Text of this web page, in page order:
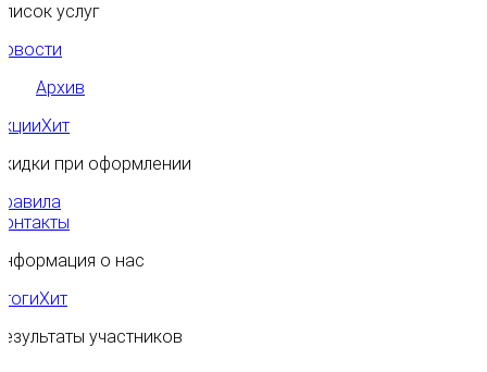
услуг
Архив
Хит
при оформлении
о нас
Хит
участников